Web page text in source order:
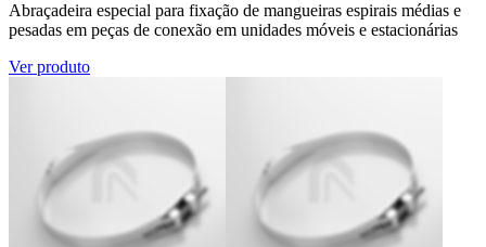
Abraçadeira especial para fixação de mangueiras espirais médias e
pesadas em peças de conexão em unidades móveis e estacionárias
Ver produto